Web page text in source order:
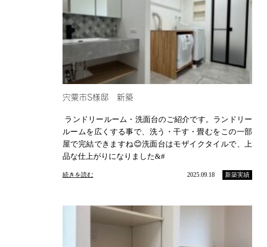
宍粟市S様邸 新築
ランドリールーム・洗面台のご紹介です。ランドリー
ルームを広くする事で、洗う・干す・畳むをこの一部
屋で完結できますね😊洗面台はモザイクタイルで、上
品な仕上がりになりました&#
続きを読む 2025.09.18 新築実績